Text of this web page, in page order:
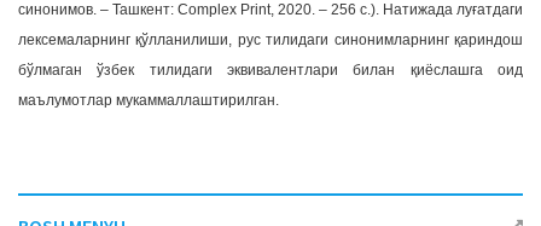
синонимов. – Ташкент: Complex Print, 2020. – 256 с.). Натижада луғатдаги
лексемаларнинг қўлланилиши, рус тилидаги синонимларнинг қариндош
бўлмаган ўзбек тилидаги эквивалентлари билан қиёслашга оид
маълумотлар мукаммаллаштирилган.